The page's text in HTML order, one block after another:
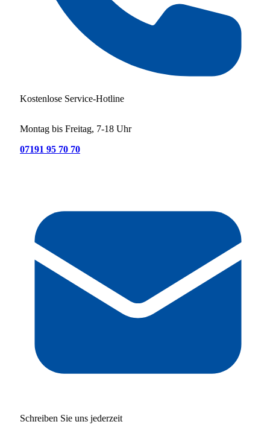
Kostenlose Service-Hotline
Montag bis Freitag, 7-18 Uhr
07191 95 70 70
Schreiben Sie uns jederzeit